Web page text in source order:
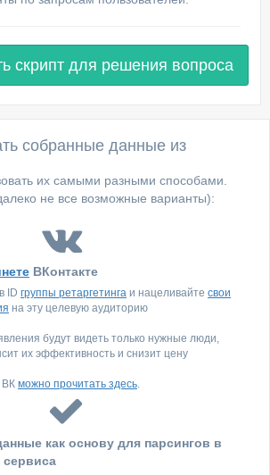
скрипт для решения вопроса
собранные данные из
их самыми разными способами.
не все возможные варианты):
ВКонтакте
ID группы ретаргетинга и нацеливайте свои
на эту целевую аудиторию
будут видеть только нужные люди,
их эффективность и снизит цену
ВК можно прочитать здесь.
как основу для парсингов в
сервиса